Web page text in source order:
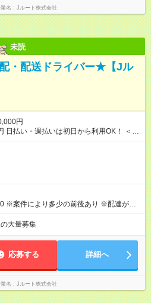
名 Jルート株式会社
未読
・配送ドライバー★【Jル
円
払い・週払いは初日から利用OK！ ＜想
960万円 ★配達個数が増えるとさらに給与
均収入イメージ＞ ・主
円／週5日稼働 月収60万~80万円／週6日
週6日稼働 【試用期間】試用期間なし
※案件により多少の前後あり ※配達が完
大量募集
応募する 詳細へ
名 Jルート株式会社